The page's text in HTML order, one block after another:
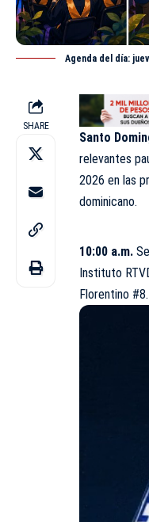
Agenda del día:
SHARE
Santo
relevantes
2026 en las
dominicano.
10:00 a.m.
Instituto
Florentino #8.